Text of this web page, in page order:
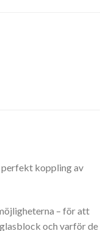
perfekt koppling av
– för att
och varför de